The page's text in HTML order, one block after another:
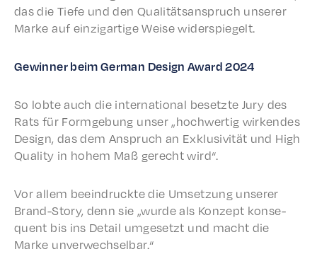
das die Tiefe und den Qual­ität­sanspruch unser­er
Marke auf einzi­gar­tige Weise widerspiegelt.
Gewin­ner beim German Design Award 2024
So lobte auch die inter­na­tion­al beset­zte Jury des
Rats für Formge­bung unser „hochw­er­tig wirk­endes
Design, das dem Anspruch an Exklu­siv­ität und High
Qual­i­ty in hohem Maß gerecht wird“.
Vor allem beein­druck­te die Umset­zung unser­er
Brand-Story, denn sie „wurde als Konzept konse­
quent bis ins Detail umge­set­zt und macht die
Marke unverwechselbar.“